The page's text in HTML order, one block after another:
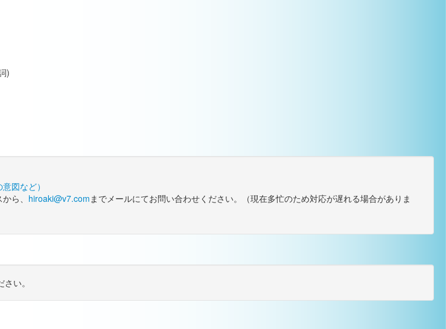
)
図など）
ら、 hiroaki@v7.comまでメールにてお問い合わせください。（現在多忙のため対応が遅れる場合がありま
い。